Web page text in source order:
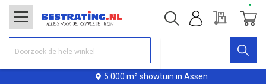
5.000 m² showtuin in Assen
Offerte